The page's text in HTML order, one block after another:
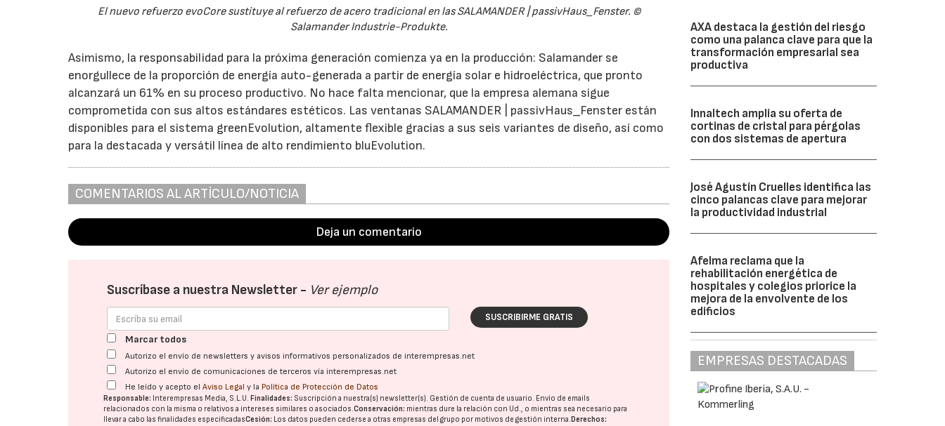
El nuevo refuerzo evoCore sustituye al refuerzo de acero tradicional en las SALAMANDER | passivHaus_Fenster. ©
Salamander Industrie-Produkte.
Asimismo, la responsabilidad para la próxima generación comienza ya en la producción: Salamander se
enorgullece de la proporción de energía auto-generada a partir de energía solar e hidroeléctrica, que pronto
alcanzará un 61% en su proceso productivo. No hace falta mencionar, que la empresa alemana sigue
comprometida con sus altos estándares estéticos. Las ventanas SALAMANDER | passivHaus_Fenster están
disponibles para el sistema greenEvolution, altamente flexible gracias a sus seis variantes de diseño, así como
para la destacada y versátil línea de alto rendimiento bluEvolution.
COMENTARIOS AL ARTÍCULO/NOTICIA
Deja un comentario
Suscríbase a nuestra Newsletter - Ver ejemplo
SUSCRIBIRME GRATIS
Marcar todos
Autorizo el envío de newsletters y avisos informativos personalizados de interempresas.net
Autorizo el envío de comunicaciones de terceros vía interempresas.net
He leído y acepto elAviso Legal y la Política de Protección de Datos
Responsable: Interempresas Media, S.L.U. Finalidades: Suscripción a nuestra(s) newsletter(s). Gestión de cuenta de usuario. Envío de emails
relacionados con la misma o relativos a intereses similares o asociados.Conservación: mientras dure la relación con Ud., o mientras sea necesario para
llevar a cabo las finalidades especificadasCesión: Los datos pueden cederse a otras empresas del grupo por motivos de gestión interna. Derechos:
AXA destaca la gestión del riesgo
como una palanca clave para que la
transformación empresarial sea
productiva
Innaltech amplía su oferta de
cortinas de cristal para pérgolas
con dos sistemas de apertura
José Agustín Cruelles identifica las
cinco palancas clave para mejorar
la productividad industrial
Afelma reclama que la
rehabilitación energética de
hospitales y colegios priorice la
mejora de la envolvente de los
edificios
EMPRESAS DESTACADAS